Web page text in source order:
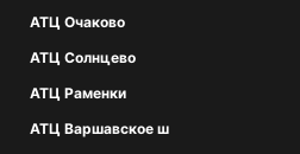
АТЦ Очаково
АТЦ Солнцево
АТЦ Раменки
АТЦ Варшавское ш